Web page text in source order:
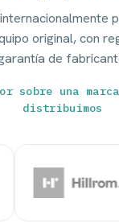
original, con
de
sobre una
distribuimos